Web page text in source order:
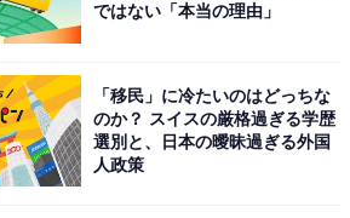
ではない「本当の理由」
「移民」に冷たいのはどっちな
のか？ スイスの厳格過ぎる学歴
選別と、日本の曖昧過ぎる外国
人政策